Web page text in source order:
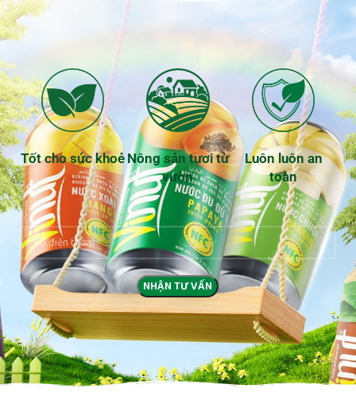
Tốt cho sức khoẻ Nông sản tươi từ
vườn
Luôn luôn an
toàn